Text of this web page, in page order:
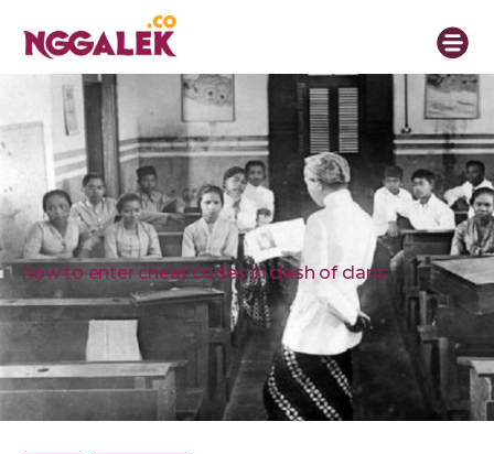
how to enter cheat codes in clash of clans